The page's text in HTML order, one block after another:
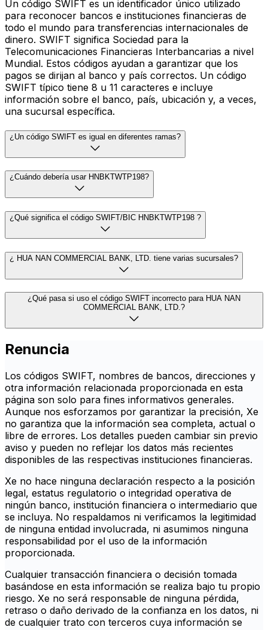
Un código SWIFT es un identificador único utilizado
para reconocer bancos e instituciones financieras de
todo el mundo para transferencias internacionales de
dinero. SWIFT significa Sociedad para la
Telecomunicaciones Financieras Interbancarias a nivel
Mundial. Estos códigos ayudan a garantizar que los
pagos se dirijan al banco y país correctos. Un código
SWIFT típico tiene 8 u 11 caracteres e incluye
información sobre el banco, país, ubicación y, a veces,
una sucursal específica.
¿Un código SWIFT es igual en diferentes ramas?
¿Cuándo debería usar HNBKTWTP198?
¿Qué significa el código SWIFT/BIC HNBKTWTP198 ?
¿ HUA NAN COMMERCIAL BANK, LTD. tiene varias sucursales?
¿Qué pasa si uso el código SWIFT incorrecto para HUA NAN
COMMERCIAL BANK, LTD.?
Renuncia
Los códigos SWIFT, nombres de bancos, direcciones y
otra información relacionada proporcionada en esta
página son solo para fines informativos generales.
Aunque nos esforzamos por garantizar la precisión, Xe
no garantiza que la información sea completa, actual o
libre de errores. Los detalles pueden cambiar sin previo
aviso y pueden no reflejar los datos más recientes
disponibles de las respectivas instituciones financieras.
Xe no hace ninguna declaración respecto a la posición
legal, estatus regulatorio o integridad operativa de
ningún banco, institución financiera o intermediario que
se incluya. No respaldamos ni verificamos la legitimidad
de ninguna entidad involucrada, ni asumimos ninguna
responsabilidad por el uso de la información
proporcionada.
Cualquier transacción financiera o decisión tomada
basándose en esta información se realiza bajo tu propio
riesgo. Xe no será responsable de ninguna pérdida,
retraso o daño derivado de la confianza en los datos, ni
de cualquier trato con terceros cuya información se